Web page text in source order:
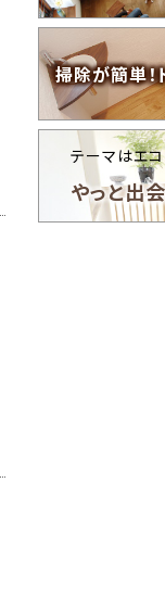
掃除が簡単！
テーマはエ
やっと出